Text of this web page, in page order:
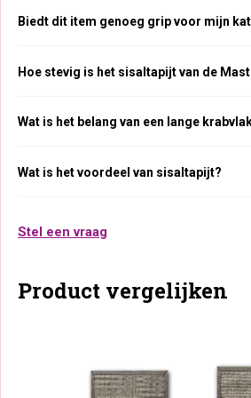
Biedt dit item genoeg grip voor mijn
Hoe stevig is het sisaltapijt van de
Wat is het belang van een lange
Wat is het voordeel van sisaltapijt?
Stel een vraag
Product vergelijken